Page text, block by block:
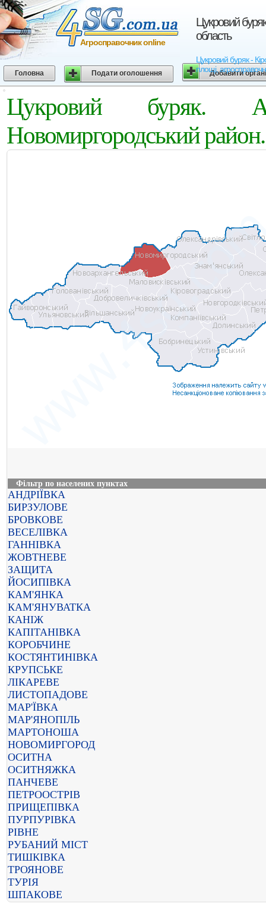
Цукровий
область
Цукровий буряк -
площі,
Агросправочник online
Головна Подати оголошення Добавити
Цукровий буряк.
Новомиргородський район.
Фільтр по населених пунктах
АНДРІЇВКА
БИРЗУЛОВЕ
БРОВКОВЕ
ВЕСЕЛІВКА
ГАННІВКА
ЖОВТНЕВЕ
ЗАЩИТА
ЙОСИПІВКА
КАМ'ЯНКА
КАМ'ЯНУВАТКА
КАНІЖ
КАПІТАНІВКА
КОРОБЧИНЕ
КОСТЯНТИНІВКА
КРУПСЬКЕ
ЛІКАРЕВЕ
ЛИСТОПАДОВЕ
МАР'ЇВКА
МАР'ЯНОПІЛЬ
МАРТОНОША
НОВОМИРГОРОД
ОСИТНА
ОСИТНЯЖКА
ПАНЧЕВЕ
ПЕТРООСТРІВ
ПРИЩЕПІВКА
ПУРПУРІВКА
РІВНЕ
РУБАНИЙ МІСТ
ТИШКІВКА
ТРОЯНОВЕ
ТУРІЯ
ШПАКОВЕ